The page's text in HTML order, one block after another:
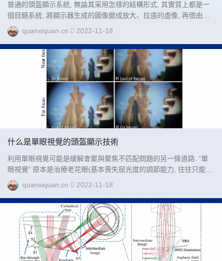
普通的頭盔顯示系統, 無論其采用怎樣的結構形式, 其實質上都是一
個目鏡系統, 將顯示器生成的圖像變成放大、拉遠的虛像, 再借由人
眼聚焦在視網膜上. 如果將人眼也視為系統的組成部分, 則顯示器面
和人眼視網膜面是共軛的物像面, 通常要獲得更大的視場角則需要更
大口徑、更復雜的系統.而視網膜投影顯示 (retinal projection
display, RPD) 打破了這種物像關系....
quanxiquan.cn 2022-11-18
什么是單眼視覺的頭盔顯示技術
利用單眼視覺可能是緩解會聚與聚焦不匹配問題的另一條道路. “單
眼視覺” 原本是治療老花眼(基本喪失屈光度的調節能力, 往往只能看
清遠處的物體) 的一種方法: 通過佩戴眼鏡、隱形眼鏡或者通過手術
的方法讓一只眼鏡能夠觀察近處的物體而另一只眼鏡觀察遠處的物
體....
quanxiquan.cn 2022-11-18